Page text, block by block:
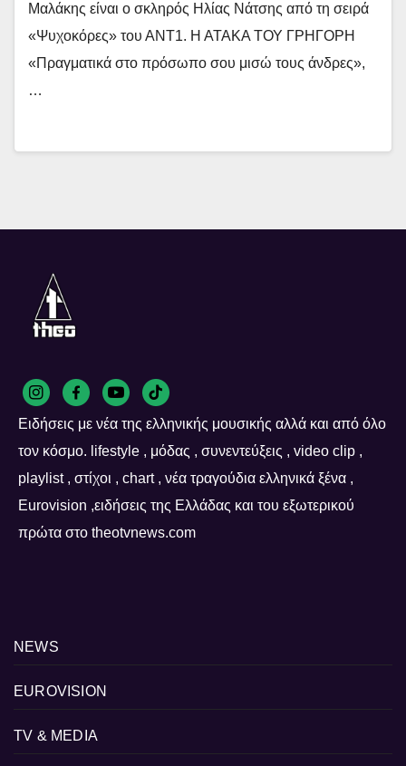
Μαλάκης είναι ο σκληρός Ηλίας Νάτσης από τη σειρά
«Ψυχοκόρες» του ΑΝΤ1. Η ΑΤΑΚΑ ΤΟΥ ΓΡΗΓΟΡΗ
«Πραγματικά στο πρόσωπo σου μισώ τους άνδρες»,
…
Ειδήσεις με νέα της ελληνικής μουσικής αλλά και από όλο
τον κόσμο. lifestyle , μόδας , συνεντεύξεις , video clip ,
playlist , στίχοι , chart , νέα τραγούδια ελληνικά ξένα ,
Eurovision ,ειδήσεις της Ελλάδας και του εξωτερικού
πρώτα στο theotvnews.com
NEWS
EUROVISION
TV & MEDIA